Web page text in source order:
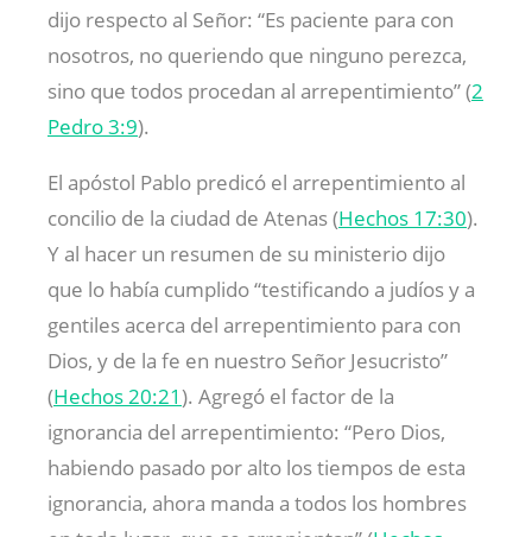
dijo respecto al Señor: “Es paciente para con
nosotros, no queriendo que ninguno perezca,
sino que todos procedan al arrepentimiento” (2
Pedro 3:9).
El apóstol Pablo predicó el arrepentimiento al
concilio de la ciudad de Atenas (Hechos 17:30).
Y al hacer un resumen de su ministerio dijo
que lo había cumplido “testificando a judíos y a
gentiles acerca del arrepentimiento para con
Dios, y de la fe en nuestro Señor Jesucristo”
(Hechos 20:21). Agregó el factor de la
ignorancia del arrepentimiento: “Pero Dios,
habiendo pasado por alto los tiempos de esta
ignorancia, ahora manda a todos los hombres